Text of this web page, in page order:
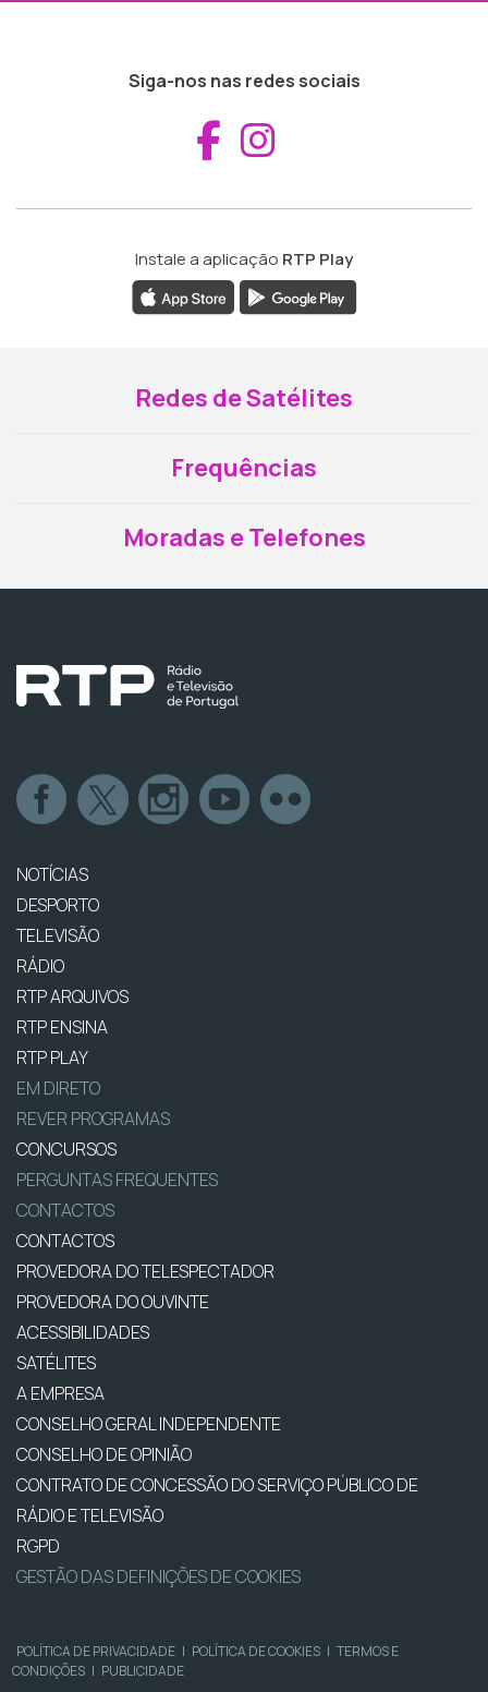
Siga-nos nas redes sociais
Aceder ao
Instale a aplicação RTP Play
Redes de Satélites
Frequências
Moradas e Telefones
NOTÍCIAS
DESPORTO
TELEVISÃO
RÁDIO
RTP ARQUIVOS
RTP ENSINA
RTP PLAY
EM DIRETO
REVER PROGRAMAS
CONCURSOS
PERGUNTAS FREQUENTES
CONTACTOS
CONTACTOS
PROVEDORA DO TELESPECTADOR
PROVEDORA DO OUVINTE
ACESSIBILIDADES
SATÉLITES
A EMPRESA
CONSELHO GERAL INDEPENDENTE
CONSELHO DE OPINIÃO
CONTRATO DE CONCESSÃO DO SERVIÇO PÚBLICO DE
RÁDIO E TELEVISÃO
RGPD
GESTÃO DAS DEFINIÇÕES DE COOKIES
POLÍTICA DE PRIVACIDADE | POLÍTICA DE COOKIES | TERMOS E
CONDIÇÕES | PUBLICIDADE